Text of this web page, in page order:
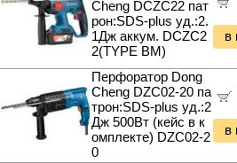
Cheng DCZC22 пат
рон:SDS-plus уд.:2.
1Дж аккум. DCZC2
2(TYPE BM)
в
Перфоратор Dong
Cheng DZC02-20 па
трон:SDS-plus уд.:2
Дж 500Вт (кейс в к
омплекте) DZC02-2
0
в